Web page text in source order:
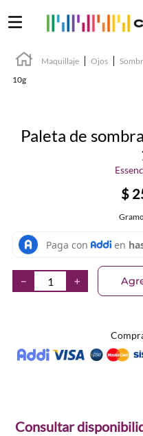
Maquillaje Ojos
10g
Paleta de
$
＋
－
Consultar